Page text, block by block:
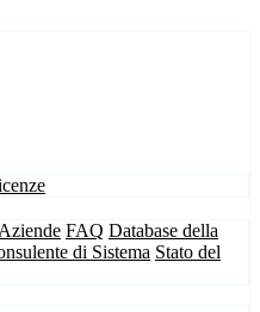
Aziende FAQ Database della
di Sistema Stato del